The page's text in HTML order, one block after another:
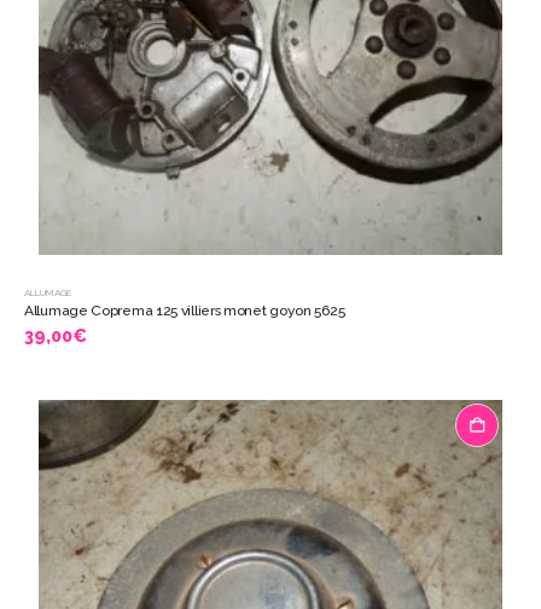
ALLUMAGE
Allumage Coprema 125 villiers monet goyon 5625
39,00€